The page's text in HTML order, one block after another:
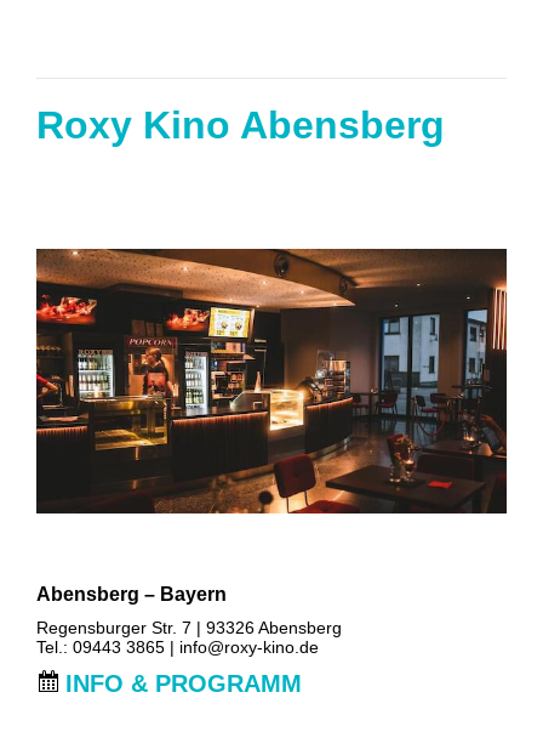
Roxy Kino Abensberg
Abensberg – Bayern
Regensburger Str. 7 | 93326 Abensberg
Tel.: 09443 3865 | info@roxy-kino.de
INFO & PROGRAMM